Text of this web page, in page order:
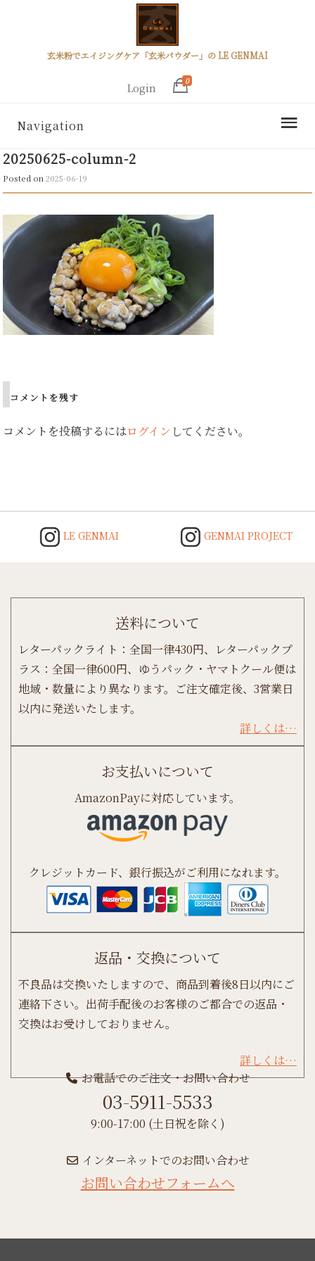
玄米粉でエイジングケア「玄米パウダー」の LE GENMAI
Login
0
Navigation
20250625-column-2
Posted on2025-06-19
コメントを残す
コメントを投稿するにはログイン してください。
LE GENMAI GENMAI PROJECT
送料について
レターパックライト：全国一律430円、レターパックプ
ラス：全国一律600円、ゆうパック・ヤマトクール便は
地域・数量により異なります。ご注文確定後、3営業日
以内に発送いたします。
詳しくは…
お支払いについて
AmazonPayに対応しています。
クレジットカード、銀行振込がご利用になれます。
返品・交換について
不良品は交換いたしますので、商品到着後8日以内にご
連絡下さい。出荷手配後のお客様のご都合での返品・
交換はお受けしておりません。
詳しくは…
お電話でのご注文・お問い合わせ
03-5911-5533
9:00-17:00 (土日祝を除く)
インターネットでのお問い合わせ
お問い合わせフォームへ